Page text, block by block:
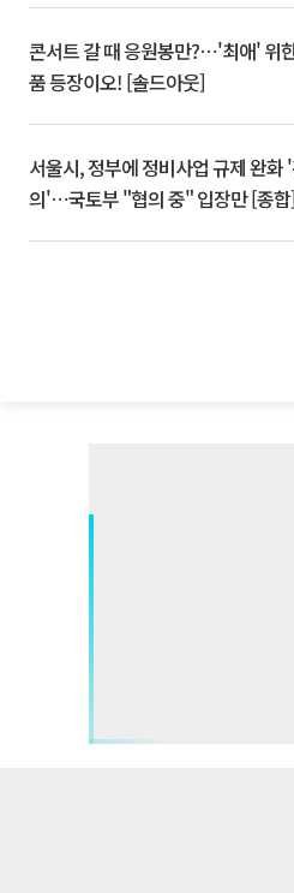
콘서트 갈 때 응원봉만?⋯'최애' 위
품 등장이오! [솔드아웃]
서울시, 정부에 정비사업 규제 완화
의'⋯국토부 "협의 중" 입장만 [종합]